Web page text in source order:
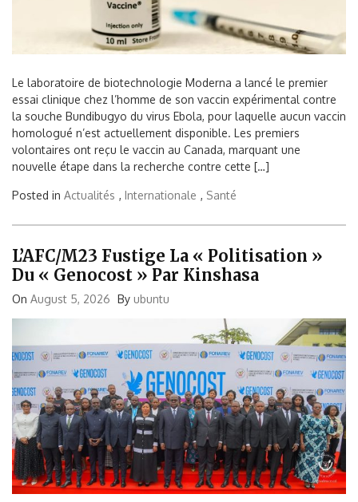
Le laboratoire de biotechnologie Moderna a lancé le premier
essai clinique chez l’homme de son vaccin expérimental contre
la souche Bundibugyo du virus Ebola, pour laquelle aucun vaccin
homologué n’est actuellement disponible. Les premiers
volontaires ont reçu le vaccin au Canada, marquant une
nouvelle étape dans la recherche contre cette […]
Posted in Actualités , Internationale , Santé
L’AFC/M23 Fustige La « Politisation »
Du « Genocost » Par Kinshasa
On August 5, 2026 By ubuntu